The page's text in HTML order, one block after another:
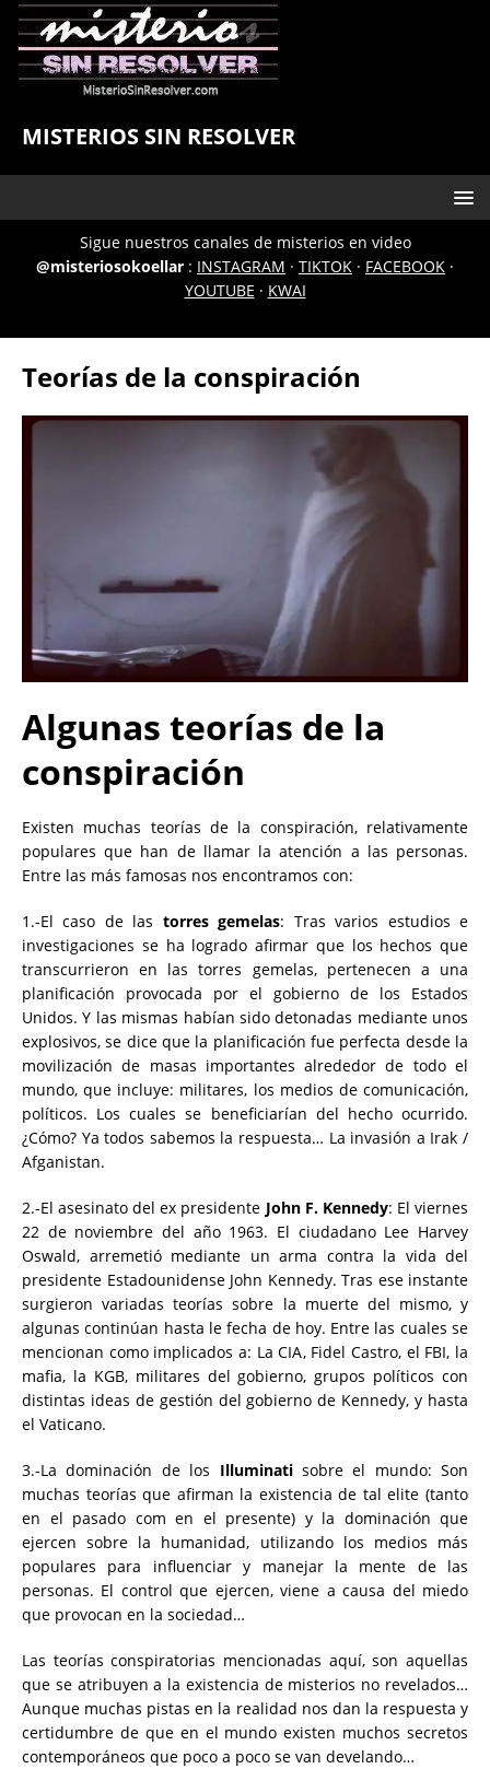
MISTERIOS SIN RESOLVER
Sigue nuestros canales de misterios en video
@misteriosokoellar : INSTAGRAM · TIKTOK · FACEBOOK ·
YOUTUBE · KWAI
Teorías de la conspiración
Algunas teorías de la
conspiración
Existen muchas teorías de la conspiración, relativamente
populares que han de llamar la atención a las personas.
Entre las más famosas nos encontramos con:
1.-El caso de las torres gemelas: Tras varios estudios e
investigaciones se ha logrado afirmar que los hechos que
transcurrieron en las torres gemelas, pertenecen a una
planificación provocada por el gobierno de los Estados
Unidos. Y las mismas habían sido detonadas mediante unos
explosivos, se dice que la planificación fue perfecta desde la
movilización de masas importantes alrededor de todo el
mundo, que incluye: militares, los medios de comunicación,
políticos. Los cuales se beneficiarían del hecho ocurrido.
¿Cómo? Ya todos sabemos la respuesta… La invasión a Irak /
Afganistan.
2.-El asesinato del ex presidente John F. Kennedy: El viernes
22 de noviembre del año 1963. El ciudadano Lee Harvey
Oswald, arremetió mediante un arma contra la vida del
presidente Estadounidense John Kennedy. Tras ese instante
surgieron variadas teorías sobre la muerte del mismo, y
algunas continúan hasta le fecha de hoy. Entre las cuales se
mencionan como implicados a: La CIA, Fidel Castro, el FBI, la
mafia, la KGB, militares del gobierno, grupos políticos con
distintas ideas de gestión del gobierno de Kennedy, y hasta
el Vaticano.
3.-La dominación de los Illuminatisobre el mundo: Son
muchas teorías que afirman la existencia de tal elite (tanto
en el pasado com en el presente) y la dominación que
ejercen sobre la humanidad, utilizando los medios más
populares para influenciar y manejar la mente de las
personas. El control que ejercen, viene a causa del miedo
que provocan en la sociedad…
Las teorías conspiratorias mencionadas aquí, son aquellas
que se atribuyen a la existencia de misterios no revelados…
Aunque muchas pistas en la realidad nos dan la respuesta y
certidumbre de que en el mundo existen muchos secretos
contemporáneos que poco a poco se van develando…